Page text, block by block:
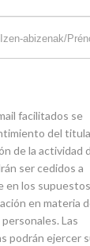
facilitados se
del
de la actividad
ser cedidos a
en los supuestos
en materia
Las
podrán ejercer